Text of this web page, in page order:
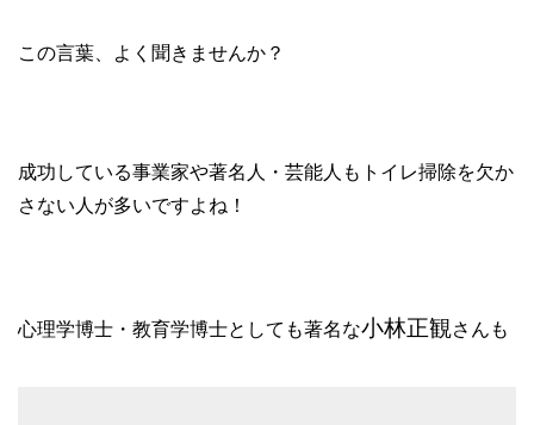
この言葉、よく聞きませんか？
成功している事業家や著名人・芸能人もトイレ掃除を欠か
さない人が多いですよね！
心理学博士・教育学博士としても著名な小林正観さんも